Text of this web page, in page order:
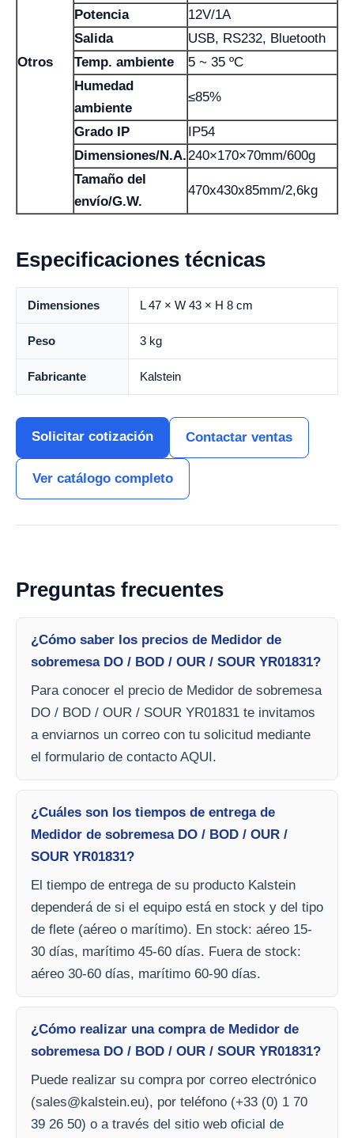
Otros
Potencia
12V/1A
Salida
USB, RS232, Bluetooth
Temp. ambiente
5 ~ 35 ºC
Humedad
ambiente
≤85%
Grado IP
IP54
Dimensiones/N.A.240×170×70mm/600g
Tamaño del
envío/G.W.
470x430x85mm/2,6kg
Especificaciones técnicas
Dimensiones L 47 × W 43 × H 8 cm
Peso 3 kg
Fabricante Kalstein
Solicitar cotización Contactar ventas
Ver catálogo completo
Preguntas frecuentes
¿Cómo saber los precios de Medidor de
sobremesa DO / BOD / OUR / SOUR YR01831?
Para conocer el precio de Medidor de sobremesa
DO / BOD / OUR / SOUR YR01831 te invitamos
a enviarnos un correo con tu solicitud mediante
el formulario de contacto AQUI.
¿Cuáles son los tiempos de entrega de
Medidor de sobremesa DO / BOD / OUR /
SOUR YR01831?
El tiempo de entrega de su producto Kalstein
dependerá de si el equipo está en stock y del tipo
de flete (aéreo o marítimo). En stock: aéreo 15-
30 días, marítimo 45-60 días. Fuera de stock:
aéreo 30-60 días, marítimo 60-90 días.
¿Cómo realizar una compra de Medidor de
sobremesa DO / BOD / OUR / SOUR YR01831?
Puede realizar su compra por correo electrónico
(sales@kalstein.eu), por teléfono (+33 (0) 1 70
39 26 50) o a través del sitio web oficial de